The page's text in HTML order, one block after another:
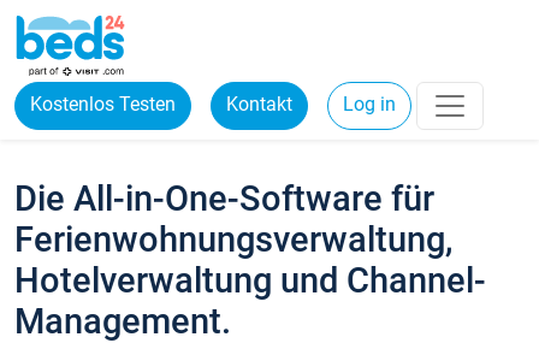
Kostenlos Testen Kontakt Log in
Die All-in-One-Software für
Ferienwohnungsverwaltung,
Hotelverwaltung und Channel-
Management.